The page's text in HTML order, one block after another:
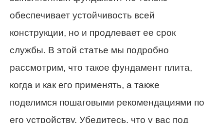
обеспечивает устойчивость всей
конструкции, но и продлевает ее срок
службы. В этой статье мы подробно
рассмотрим, что такое фундамент плита,
когда и как его применять, а также
поделимся пошаговыми рекомендациями по
его устройству. Убедитесь, что у вас под